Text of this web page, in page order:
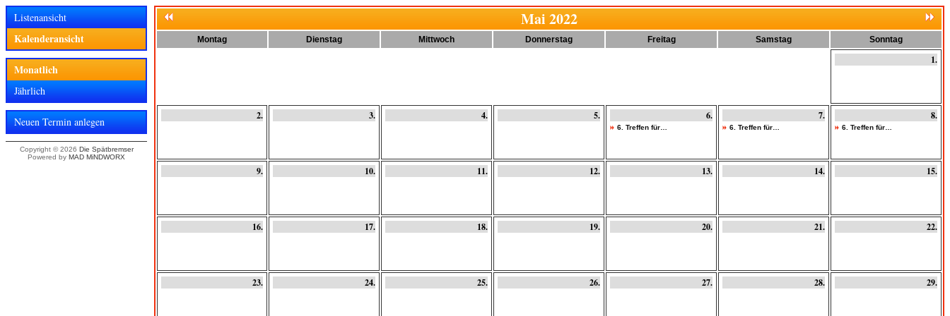
Listenansicht
Kalenderansicht
Monatlich
Jährlich
Neuen Termin anlegen
Copyright © 2026 Die Spätbremser
Powered by MAD MiNDWORX
Mai 2022
Montag Dienstag Mittwoch Donnerstag Freitag Samstag Sonntag
1.
2. 3. 4. 5. 6.
6. Treffen für…
7.
6. Treffen für…
8.
6. Treffen für…
9. 10. 11. 12. 13. 14. 15.
16. 17. 18. 19. 20. 21. 22.
23. 24. 25. 26. 27. 28. 29.